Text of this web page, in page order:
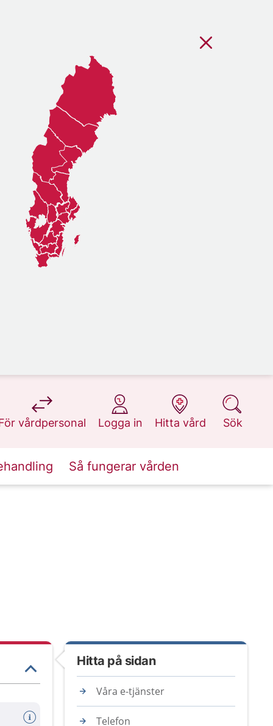
vårdpersonal
på 1177.se
Logga in
på 1177.se
Hitta vård
på 1177.se
Sök
på 1177.se
Så fungerar vården
Hitta på sidan
Våra e-tjänster
Telefon